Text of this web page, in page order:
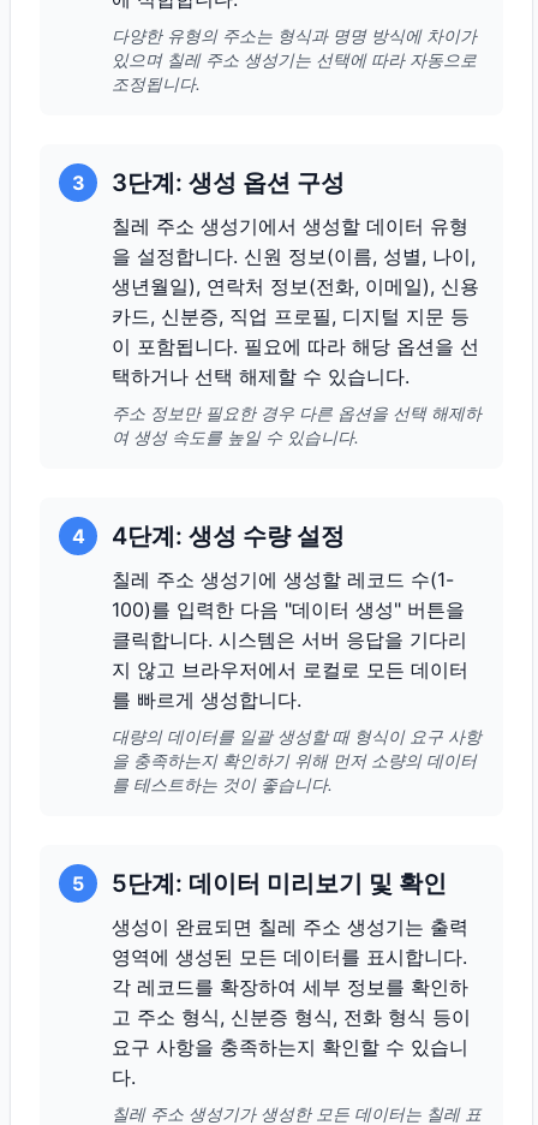
다양한 유형의 주소는 형식과 명명 방식에 차이가
있으며 칠레 주소 생성기는 선택에 따라 자동으로
조정됩니다.
3 3단계: 생성 옵션 구성
칠레 주소 생성기에서 생성할 데이터 유형
을 설정합니다. 신원 정보(이름, 성별, 나이,
생년월일), 연락처 정보(전화, 이메일), 신용
카드, 신분증, 직업 프로필, 디지털 지문 등
이 포함됩니다. 필요에 따라 해당 옵션을 선
택하거나 선택 해제할 수 있습니다.
주소 정보만 필요한 경우 다른 옵션을 선택 해제하
여 생성 속도를 높일 수 있습니다.
4 4단계: 생성 수량 설정
칠레 주소 생성기에 생성할 레코드 수(1-
100)를 입력한 다음 "데이터 생성" 버튼을
클릭합니다. 시스템은 서버 응답을 기다리
지 않고 브라우저에서 로컬로 모든 데이터
를 빠르게 생성합니다.
대량의 데이터를 일괄 생성할 때 형식이 요구 사항
을 충족하는지 확인하기 위해 먼저 소량의 데이터
를 테스트하는 것이 좋습니다.
5 5단계: 데이터 미리보기 및 확인
생성이 완료되면 칠레 주소 생성기는 출력
영역에 생성된 모든 데이터를 표시합니다.
각 레코드를 확장하여 세부 정보를 확인하
고 주소 형식, 신분증 형식, 전화 형식 등이
요구 사항을 충족하는지 확인할 수 있습니
다.
칠레 주소 생성기가 생성한 모든 데이터는 칠레 표